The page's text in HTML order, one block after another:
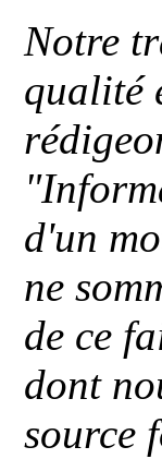
Notre
qualité
"
d'un
ne
de ce
dont
source